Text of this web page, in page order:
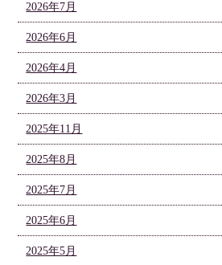
2026年7月
2026年6月
2026年4月
2026年3月
2025年11月
2025年8月
2025年7月
2025年6月
2025年5月